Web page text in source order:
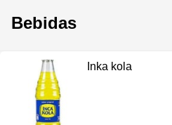
Bebidas
Inka kola